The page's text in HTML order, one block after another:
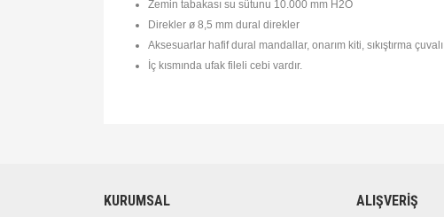
Zemin tabakası su sütunu 10.000 mm H2O
Direkler ø 8,5 mm dural direkler
Aksesuarlar hafif dural mandallar, onarım kiti, sıkıştırma çuvalı
İç kısmında ufak fileli cebi vardır.
Ürün resmi kalitesiz, bozuk veya görüntülenemiyor.
KURUMSAL ALIŞVERİŞ